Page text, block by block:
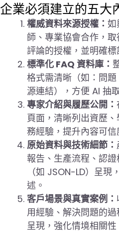
企業必須建立的五大
權威資料來源授權： 如
師、專業協會合作，
評論的授權，並明確標
標準化 FAQ 資料庫：
格式需清晰（如：問
源連結），方便 AI 抽
專家介紹與履歷公開：
頁面，清晰列出資歷
務經驗，提升內容可信
原始資料與技術細節：
報告、生產流程、認
（如 JSON-LD）呈
述。
客戶場景與真實案例：
用經驗、解決問題的
呈現，強化情境相關性